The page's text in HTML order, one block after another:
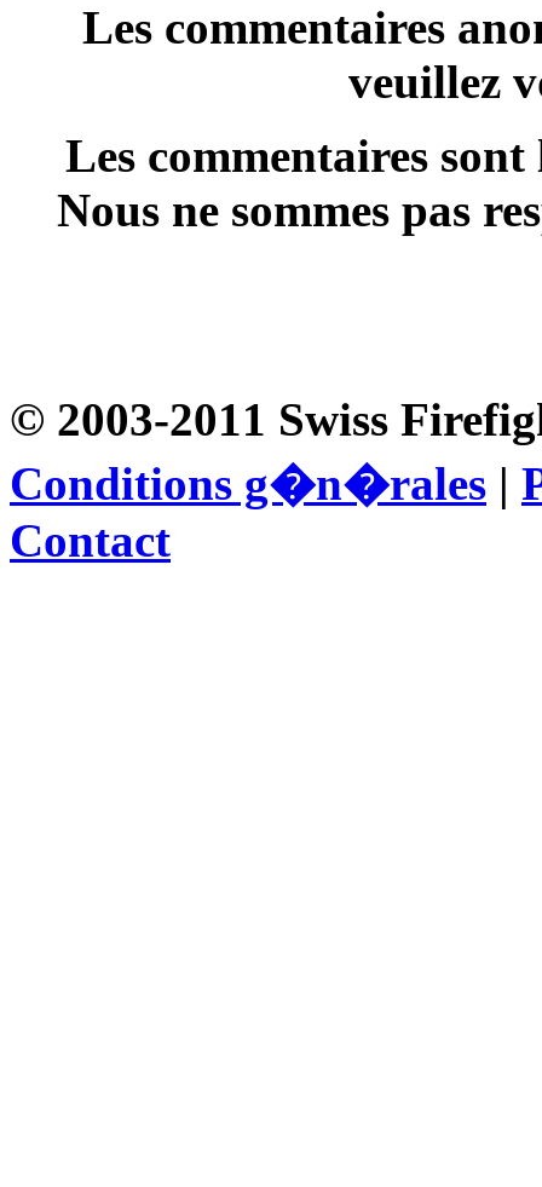
Les commentaires
veuillez
Les commentaires
Nous ne sommes pas
© 2003-2011 Swiss
Conditions g�n�rales |
Contact